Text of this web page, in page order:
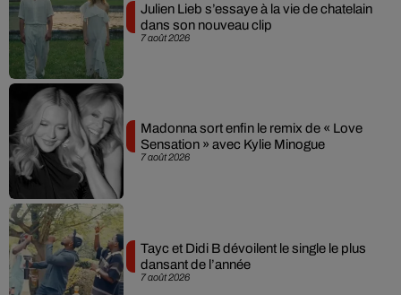
7 août 2026
Julien Lieb s’essaye à la vie de chatelain
dans son nouveau clip
7 août 2026
Madonna sort enfin le remix de « Love
Sensation » avec Kylie Minogue
7 août 2026
Tayc et Didi B dévoilent le single le plus
dansant de l’année